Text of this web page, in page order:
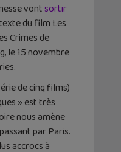
vontsortir
du film Les
Crimes de
le 15 novembre
de cinq films)
» est très
nous amène
par Paris.
accrocs à